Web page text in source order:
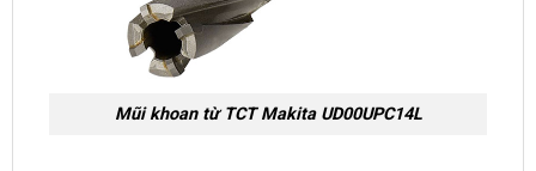
Mũi khoan từ TCT Makita UD00UPC14L